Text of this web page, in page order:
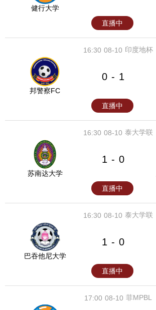
健行大学
直播中
08-10
16:30 印度地杯
邦警察FC
0 - 1
直播中
08-10
16:30 泰大学联
苏南达大学
1 - 0
直播中
08-10
16:30 泰大学联
巴吞他尼大学
1 - 0
直播中
08-10
17:00 菲MPBL